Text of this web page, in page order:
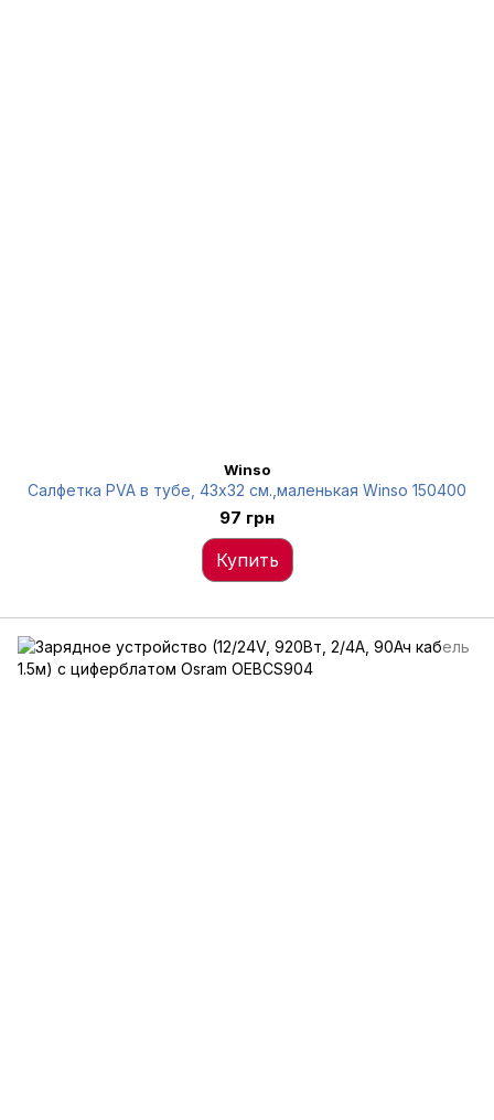
Winso
Салфетка PVA в тубе, 43x32 см.,маленькая Winso 150400
97 грн
Купить